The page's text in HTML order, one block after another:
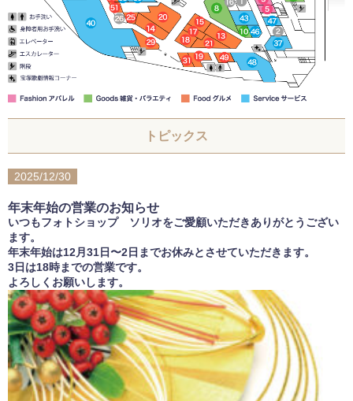
トピックス
2025/12/30
年末年始の営業のお知らせ
いつもフォトショップ ソリオをご愛顧いただきありがとうござい
ます。
年末年始は12月31日〜2日までお休みとさせていただきます。
3日は18時までの営業です。
よろしくお願いします。